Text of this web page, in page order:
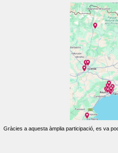
Gràcies a aquesta àmplia participació, es va